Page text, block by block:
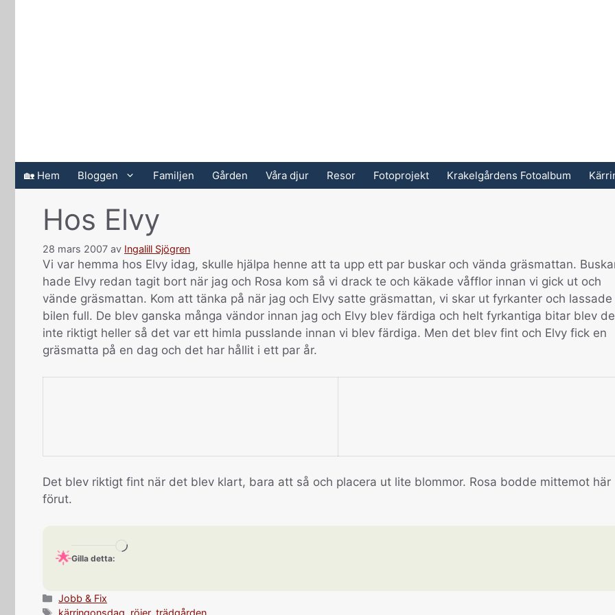
🏡 Hem Bloggen Familjen Gården Våra djur Resor Fotoprojekt Krakelgårdens Fotoalbum
Hos Elvy
28 mars 2007 av Ingalill Sjögren
Vi var hemma hos Elvy idag, skulle hjälpa henne att ta upp ett par buskar och vända gräsmattan.
hade Elvy redan tagit bort när jag och Rosa kom så vi drack te och käkade våfflor innan vi gick ut och
vände gräsmattan. Kom att tänka på när jag och Elvy satte gräsmattan, vi skar ut fyrkanter och lassade
bilen full. De blev ganska många vändor innan jag och Elvy blev färdiga och helt fyrkantiga bitar blev
inte riktigt heller så det var ett himla pusslande innan vi blev färdiga. Men det blev fint och Elvy fick en
gräsmatta på en dag och det har hållit i ett par år.
Det blev riktigt fint när det blev klart, bara att så och placera ut lite blommor. Rosa bodde mittemot här
förut.
Gilla detta:
Laddar
Kategorier
Jobb & Fix
Etiketter
kärringonsdag, röjer,trädgården